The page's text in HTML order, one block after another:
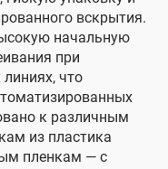
вскрытия.
начальную
при
что
к различным
из пластика
пленкам — с